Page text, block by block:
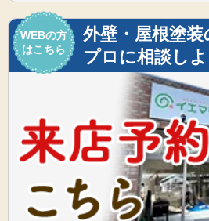
WEBの方
はこちら
外壁・屋根塗装
プロに相談し